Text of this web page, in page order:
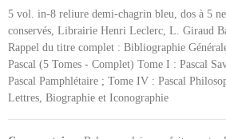
5 vol. in-8 reliure demi-chagrin bleu, dos à 5
conservés, Librairie Henri Leclerc, L. Giraud
Rappel du titre complet : Bibliographie
Pascal (5 Tomes - Complet) Tome I : Pascal
Pascal Pamphlétaire ; Tome IV : Pascal
Lettres, Biographie et Iconographie